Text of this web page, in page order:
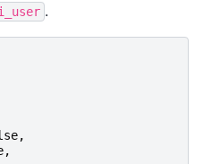
.
,
,